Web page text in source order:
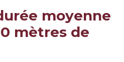
moyenne
mètres de